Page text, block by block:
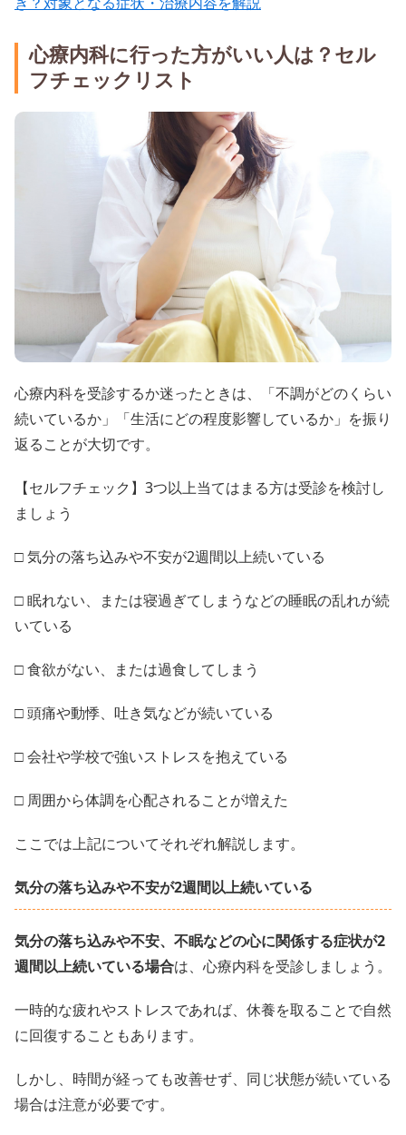
心療内科に行った方がいい人は？セル
フチェックリスト
心療内科を受診するか迷ったときは、「不調がどのくらい
続いているか」「生活にどの程度影響しているか」を振り
返ることが大切です。
【セルフチェック】3つ以上当てはまる方は受診を検討し
ましょう
□ 気分の落ち込みや不安が2週間以上続いている
□ 眠れない、または寝過ぎてしまうなどの睡眠の乱れが続
いている
□ 食欲がない、または過食してしまう
□ 頭痛や動悸、吐き気などが続いている
□ 会社や学校で強いストレスを抱えている
□ 周囲から体調を心配されることが増えた
ここでは上記についてそれぞれ解説します。
気分の落ち込みや不安が2週間以上続いている
気分の落ち込みや不安、不眠などの心に関係する症状が2
週間以上続いている場合は、心療内科を受診しましょう。
一時的な疲れやストレスであれば、休養を取ることで自然
に回復することもあります。
しかし、時間が経っても改善せず、同じ状態が続いている
場合は注意が必要です。